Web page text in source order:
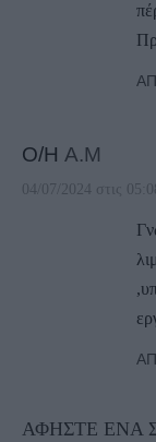
Ο/Η A.Μ
04/07/2024 στις 05:08
ΑΦΉΣΤΕ ΈΝΑ